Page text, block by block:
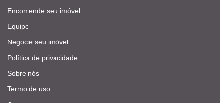
Encomende seu imóvel
Equipe
Negocie seu imóvel
Política de privacidade
Sobre nós
Termo de uso